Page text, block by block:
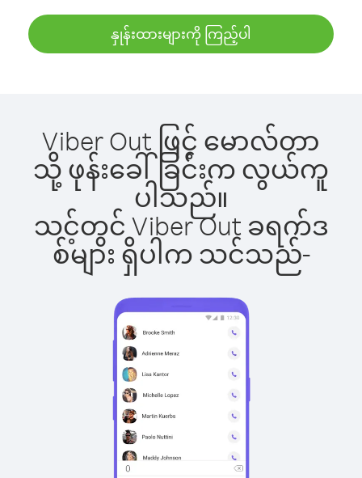
နှုန်းထားများကို ကြည့်ပါ
Viber Out ဖြင့် မောလ်တာ
သို့ ဖုန်းခေါ်ခြင်းက လွယ်ကူ
ပါသည်။
သင့်တွင် Viber Out ခရက်ဒ
စ်များ ရှိပါက သင်သည်-